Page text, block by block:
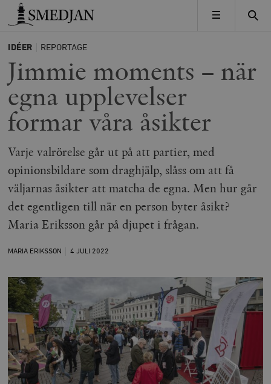
Timbro
MENY
IDÉER REPORTAGE
Jimmie moments – när
egna upplevelser
formar våra åsikter
Varje valrörelse går ut på att partier, med
opinionsbildare som draghjälp, slåss om att få
väljarnas åsikter att matcha de egna. Men hur går
det egentligen till när en person byter åsikt?
Maria Eriksson går på djupet i frågan.
MARIA ERIKSSON 4 JULI 2022